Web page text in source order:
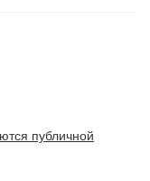
публичной